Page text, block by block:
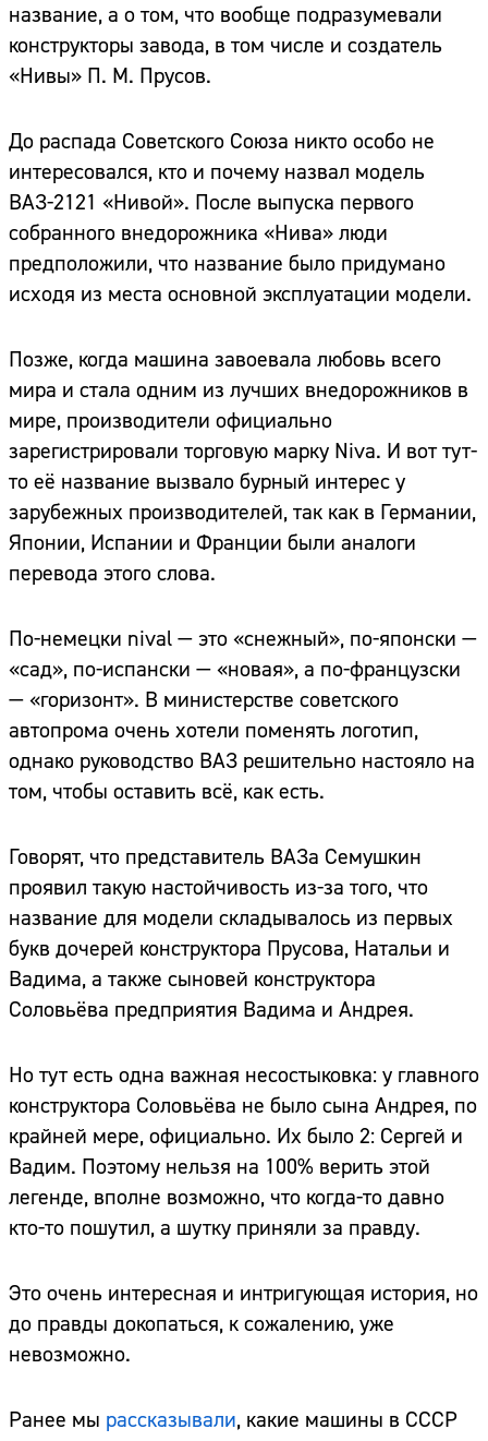
название, а о том, что вообще подразумевали
конструкторы завода, в том числе и создатель
«Нивы» П. М. Прусов.
До распада Советского Союза никто особо не
интересовался, кто и почему назвал модель
ВАЗ-2121 «Нивой». После выпуска первого
собранного внедорожника «Нива» люди
предположили, что название было придумано
исходя из места основной эксплуатации модели.
Позже, когда машина завоевала любовь всего
мира и стала одним из лучших внедорожников в
мире, производители официально
зарегистрировали торговую марку Niva. И вот тут-
то её название вызвало бурный интерес у
зарубежных производителей, так как в Германии,
Японии, Испании и Франции были аналоги
перевода этого слова.
По-немецки nival — это «снежный», по-японски —
«сад», по-испански — «новая», а по-французски
— «горизонт». В министерстве советского
автопрома очень хотели поменять логотип,
однако руководство ВАЗ решительно настояло на
том, чтобы оставить всё, как есть.
Говорят, что представитель ВАЗа Семушкин
проявил такую настойчивость из-за того, что
название для модели складывалось из первых
букв дочерей конструктора Прусова, Натальи и
Вадима, а также сыновей конструктора
Соловьёва предприятия Вадима и Андрея.
Но тут есть одна важная несостыковка: у главного
конструктора Соловьёва не было сына Андрея, по
крайней мере, официально. Их было 2: Сергей и
Вадим. Поэтому нельзя на 100% верить этой
легенде, вполне возможно, что когда-то давно
кто-то пошутил, а шутку приняли за правду.
Это очень интересная и интригующая история, но
до правды докопаться, к сожалению, уже
невозможно.
Ранее мы рассказывали, какие машины в СССР